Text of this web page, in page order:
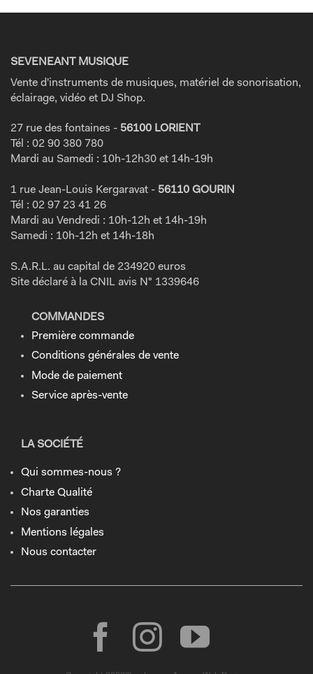
SEVENEANT MUSIQUE
Vente d'instruments de musiques, matériel de sonorisation,
éclairage, vidéo et DJ Shop.
27 rue des fontaines - 56100 LORIENT
Tél : 02 90 380 780
Mardi au Samedi : 10h-12h30 et 14h-19h
1 rue Jean-Louis Kergaravat - 56110 GOURIN
Tél : 02 97 23 41 26
Mardi au Vendredi : 10h-12h et 14h-19h
Samedi : 10h-12h et 14h-18h
S.A.R.L. au capital de 234920 euros
Site déclaré à la CNIL avis N° 1339646
COMMANDES
Première commande
Conditions générales de vente
Mode de paiement
Service après-vente
LA SOCIÉTÉ
Qui sommes-nous ?
Charte Qualité
Nos garanties
Mentions légales
Nous contacter